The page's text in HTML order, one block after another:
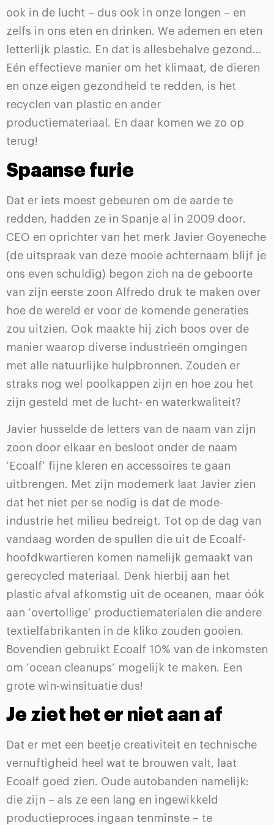
ook in de lucht – dus ook in onze longen – en
zelfs in ons eten en drinken. We ademen en eten
letterlijk plastic. En dat is allesbehalve gezond…
Eén effectieve manier om het klimaat, de dieren
en onze eigen gezondheid te redden, is het
recyclen van plastic en ander
productiemateriaal. En daar komen we zo op
terug!
Spaanse furie
Dat er iets moest gebeuren om de aarde te
redden, hadden ze in Spanje al in 2009 door.
CEO en oprichter van het merk Javier Goyeneche
(de uitspraak van deze mooie achternaam blijf je
ons even schuldig) begon zich na de geboorte
van zijn eerste zoon Alfredo druk te maken over
hoe de wereld er voor de komende generaties
zou uitzien. Ook maakte hij zich boos over de
manier waarop diverse industrieën omgingen
met alle natuurlijke hulpbronnen. Zouden er
straks nog wel poolkappen zijn en hoe zou het
zijn gesteld met de lucht- en waterkwaliteit?
Javier husselde de letters van de naam van zijn
zoon door elkaar en besloot onder de naam
‘Ecoalf’ fijne kleren en accessoires te gaan
uitbrengen. Met zijn modemerk laat Javier zien
dat het niet per se nodig is dat de mode-
industrie het milieu bedreigt. Tot op de dag van
vandaag worden de spullen die uit de Ecoalf-
hoofdkwartieren komen namelijk gemaakt van
gerecycled materiaal. Denk hierbij aan het
plastic afval afkomstig uit de oceanen, maar óók
aan ‘overtollige’ productiematerialen die andere
textielfabrikanten in de kliko zouden gooien.
Bovendien gebruikt Ecoalf 10% van de inkomsten
om ‘ocean cleanups’ mogelijk te maken. Een
grote win-winsituatie dus!
Je ziet het er niet aan af
Dat er met een beetje creativiteit en technische
vernuftigheid heel wat te brouwen valt, laat
Ecoalf goed zien. Oude autobanden namelijk:
die zijn – als ze een lang en ingewikkeld
productieproces ingaan tenminste – te